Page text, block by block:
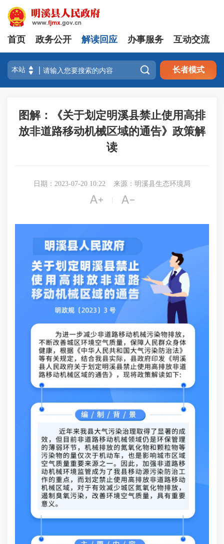
首页 政务公开 解读回应 办事服务 互动交流
 长者模式
图解：《关于划定明溪县禁止使用高排
放非道路移动机械区域的通告》政策解
读
日期：2023-07-20 10:22 来源：明溪县生态环境局
 